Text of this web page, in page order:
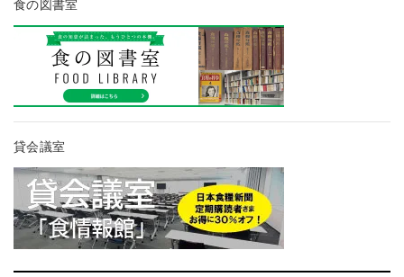
食の図書室
貸会議室